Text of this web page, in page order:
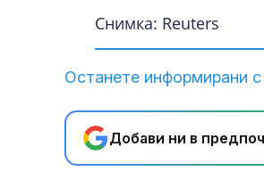
Снимка: Reuters
Останете информирани
Добави ни в